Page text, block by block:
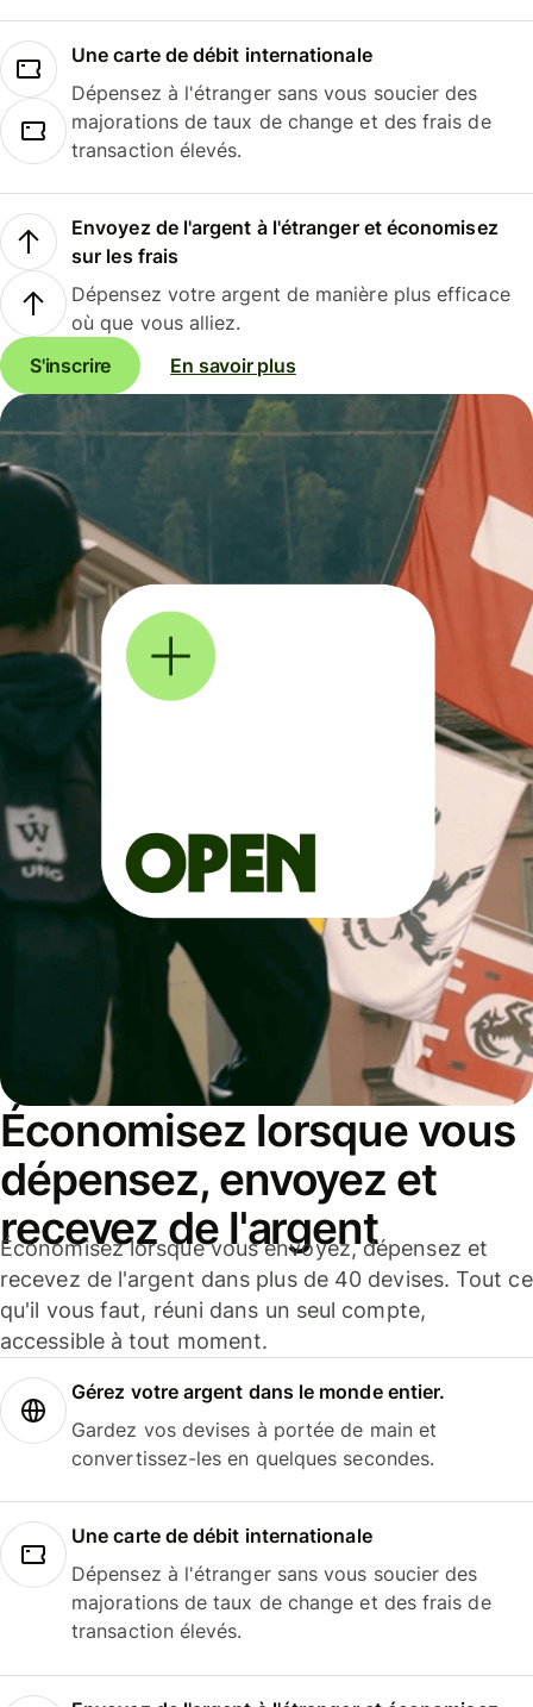
Une carte de débit internationale
Dépensez à l'étranger sans vous soucier des
majorations de taux de change et des frais de
transaction élevés.
Envoyez de l'argent à l'étranger et économisez
sur les frais
Dépensez votre argent de manière plus efficace
où que vous alliez.
S'inscrire
En savoir plus
Économisez lorsque vous
dépensez, envoyez et
recevez de l'argent
Économisez lorsque vous envoyez, dépensez et
recevez de l'argent dans plus de 40 devises. Tout ce
qu'il vous faut, réuni dans un seul compte,
accessible à tout moment.
Gérez votre argent dans le monde entier.
Gardez vos devises à portée de main et
convertissez-les en quelques secondes.
Une carte de débit internationale
Dépensez à l'étranger sans vous soucier des
majorations de taux de change et des frais de
transaction élevés.